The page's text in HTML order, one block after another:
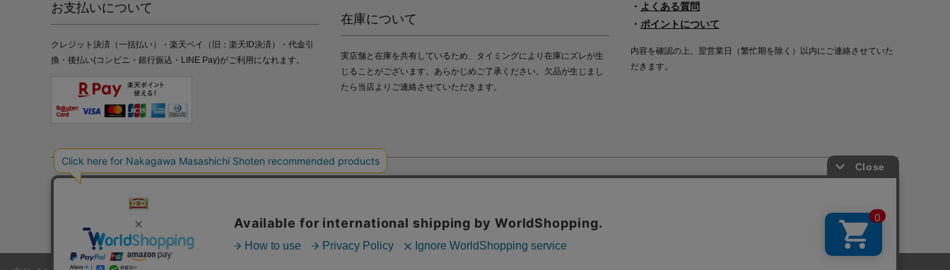
お支払いについて
クレジット決済（一括払い）・楽天ペイ（旧：楽天ID決済）・代金引
換・後払い(コンビニ・銀行振込・LINE Pay)がご利用になれます。
在庫について
実店舗と在庫を共有しているため、タイミングにより在庫にズレが生
じることがございます。あらかじめご了承ください。欠品が生じまし
たら当店よりご連絡させていただきます。
・ よくある質問
・ ポイントについて
内容を確認の上、翌営業日（繁忙期を除く）以内にご連絡させていた
だきます。
プライバシーポリシー